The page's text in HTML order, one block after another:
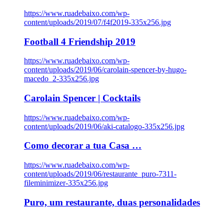
https://www.ruadebaixo.com/wp-
content/uploads/2019/07/f4f2019-335x256.jpg
Football 4 Friendship 2019
https://www.ruadebaixo.com/wp-
content/uploads/2019/06/carolain-spencer-by-hugo-
macedo_2-335x256.jpg
Carolain Spencer | Cocktails
https://www.ruadebaixo.com/wp-
content/uploads/2019/06/aki-catalogo-335x256.jpg
Como decorar a tua Casa …
https://www.ruadebaixo.com/wp-
content/uploads/2019/06/restaurante_puro-7311-
fileminimizer-335x256.jpg
Puro, um restaurante, duas personalidades